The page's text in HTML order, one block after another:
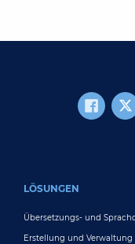
LÖSUNGEN
Übersetzungs- und
Erstellung und Verwaltung